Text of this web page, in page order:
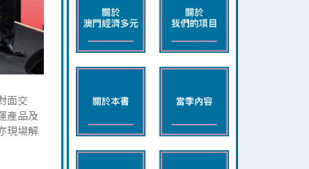
面交
產品及
現場解